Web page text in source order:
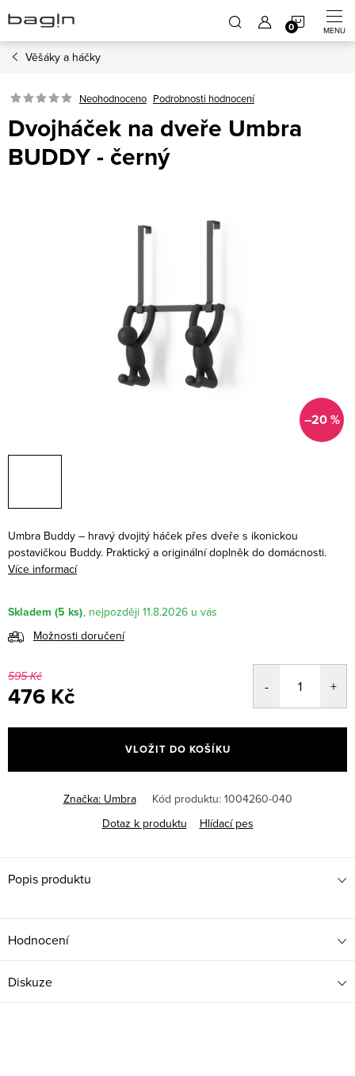
na
obsah
Věšáky a háčky
Neohodnoceno Podrobnosti hodnocení
Dvojháček na dveře Umbra
BUDDY - černý
–20 %
Umbra Buddy – hravý dvojitý háček přes dveře s ikonickou
postavičkou Buddy. Praktický a originální doplněk do domácnosti.
Více informací
Skladem (5 ks)
11.8.2026
Možnosti doručení
595 Kč
476 Kč
cena:
VLOŽIT DO KOŠÍKU
Značka: Umbra Kód produktu: 1004260-040
Dotaz k produktu
Hlídací pes
Popis produktu
Hodnocení
Diskuze